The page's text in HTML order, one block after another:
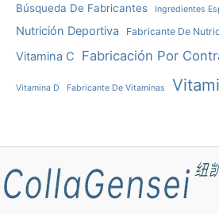
Búsqueda De Fabricantes
Ingredientes
Nutrición Deportiva Fabricante De
Vitamina C Fabricación Por
Vitamina D Fabricante De Vitaminas